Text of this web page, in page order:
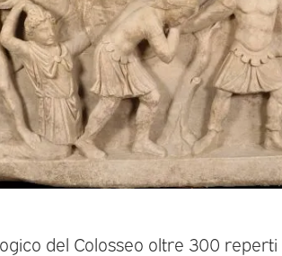
del Colosseo oltre 300